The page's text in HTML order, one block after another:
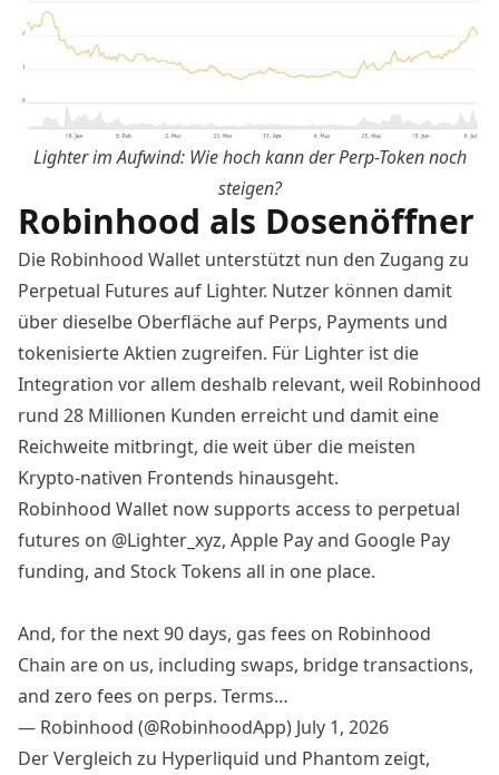
Lighter im Aufwind: Wie hoch kann der Perp-Token noch
steigen?
Robinhood als Dosenöffner
Die Robinhood Wallet unterstützt nun den Zugang zu
Perpetual Futures auf Lighter. Nutzer können damit
über dieselbe Oberfläche auf Perps, Payments und
tokenisierte Aktien zugreifen. Für Lighter ist die
Integration vor allem deshalb relevant, weil Robinhood
rund 28 Millionen Kunden erreicht und damit eine
Reichweite mitbringt, die weit über die meisten
Krypto-nativen Frontends hinausgeht.
Robinhood Wallet now supports access to perpetual
futures on @Lighter_xyz, Apple Pay and Google Pay
funding, and Stock Tokens all in one place.
And, for the next 90 days, gas fees on Robinhood
Chain are on us, including swaps, bridge transactions,
and zero fees on perps. Terms…
— Robinhood (@RobinhoodApp) July 1, 2026
Der Vergleich zu Hyperliquid und Phantom zeigt,